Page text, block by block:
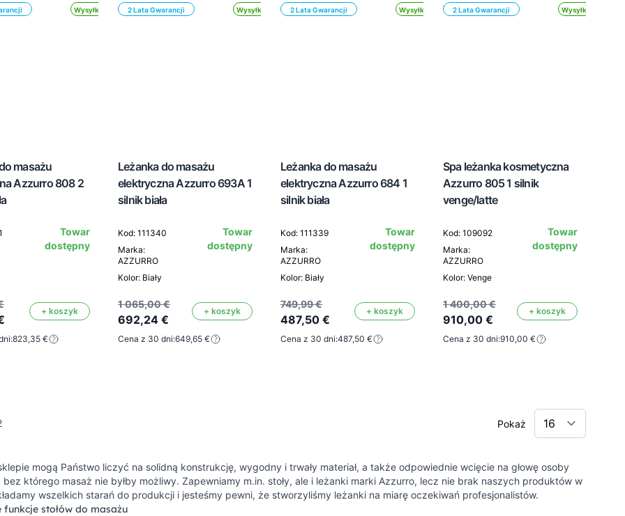
Wysyłka 24h
masażu
Azzurro 808 2
Towar
dostępny
+ koszyk
823,35 €
Wysyłka 24h
2 Lata Gwarancji
Leżanka do masażu
elektryczna Azzurro 693A 1
silnik biała
Kod: 111340
Marka:
AZZURRO
Kolor: Biały
Towar
dostępny
1 065,00 €
692,24 €
+ koszyk
Cena z 30 dni:649,65 €
Wysyłka 24h
2 Lata Gwarancji
Leżanka do masażu
elektryczna Azzurro 684 1
silnik biała
Kod: 111339
Marka:
AZZURRO
Kolor: Biały
Towar
dostępny
749,99 €
487,50 €
+ koszyk
Cena z 30 dni:487,50 €
Wysyłka 24h
2 Lata Gwarancji
Spa leżanka kosmetyczna
Azzurro 805 1 silnik
venge/latte
Kod: 109092
Marka:
AZZURRO
Kolor: Venge
Towar
dostępny
1 400,00 €
910,00 €
+ koszyk
Cena z 30 dni:910,00 €
Pokaż
mogą Państwo liczyć na solidną konstrukcję, wygodny i trwały materiał, a także odpowiednie wcięcie na głowę osoby
bez którego masaż nie byłby możliwy. Zapewniamy m.in. stoły, ale i leżanki marki Azzurro, lecz nie brak naszych produktów w
wszelkich starań do produkcji i jesteśmy pewni, że stworzyliśmy leżanki na miarę oczekiwań profesjonalistów.
funkcje stołów do masażu